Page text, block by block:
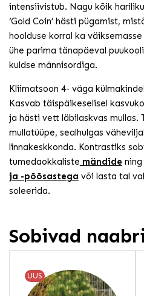
intensiivistub. Nagu kõik
‘Gold Coin’ hästi pügamist,
hoolduse korral ka
ühe parima tänapäeval
kuldse männisordiga.
Kliimatsoon 4- väga
Kasvab täispäikeselisel
ja hästi vett läbilaskvas mullas.
mullatüüpe, sealhulgas
linnakeskkonda. Kontrastiks
tumedaokkaliste mändide ning
ja -põõsastega või lasta tal
soleerida.
Sobivad
UUS